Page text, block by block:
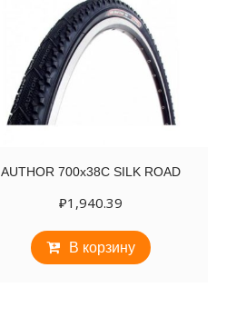
AUTHOR 700х38C SILK ROAD
₽1,940.39
В корзину